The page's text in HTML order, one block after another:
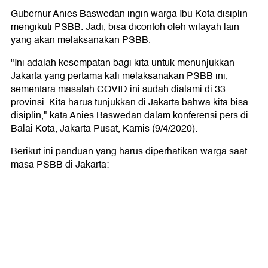
Gubernur Anies Baswedan ingin warga Ibu Kota disiplin
mengikuti PSBB. Jadi, bisa dicontoh oleh wilayah lain
yang akan melaksanakan PSBB.
"Ini adalah kesempatan bagi kita untuk menunjukkan
Jakarta yang pertama kali melaksanakan PSBB ini,
sementara masalah COVID ini sudah dialami di 33
provinsi. Kita harus tunjukkan di Jakarta bahwa kita bisa
disiplin," kata Anies Baswedan dalam konferensi pers di
Balai Kota, Jakarta Pusat, Kamis (9/4/2020).
Berikut ini panduan yang harus diperhatikan warga saat
masa PSBB di Jakarta: